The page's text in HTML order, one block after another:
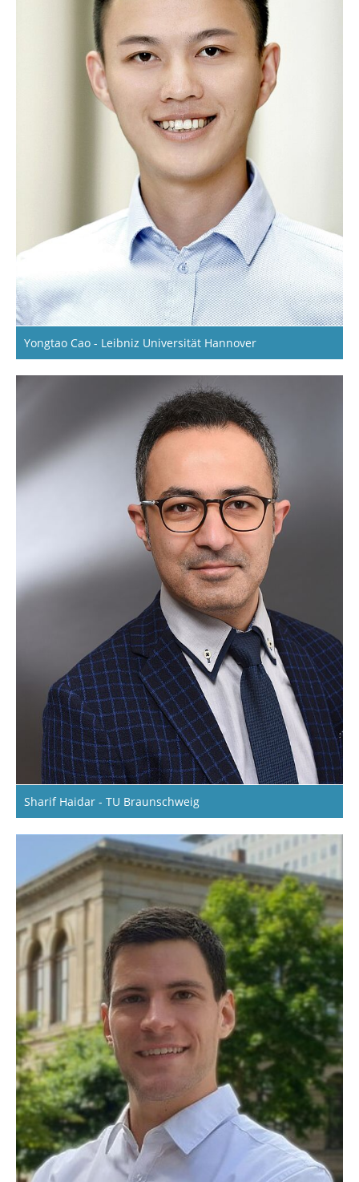
Yongtao Cao - Leibniz Universität Hannover
Sharif Haidar - TU Braunschweig